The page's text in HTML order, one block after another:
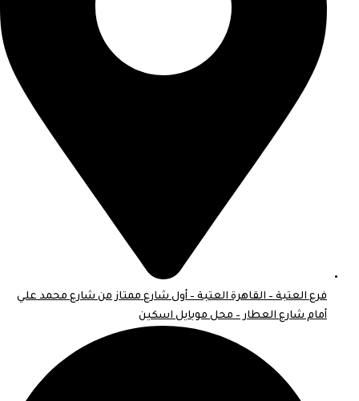
فرع العتبة – القاهرة العتبة – أول شارع ممتاز من شارع محمد علي
أمام شارع العطار – محل موبايل اسكين